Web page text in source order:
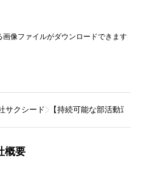
像ファイルがダウンロードできます
サクシード 【持続可能な部活動運
概要